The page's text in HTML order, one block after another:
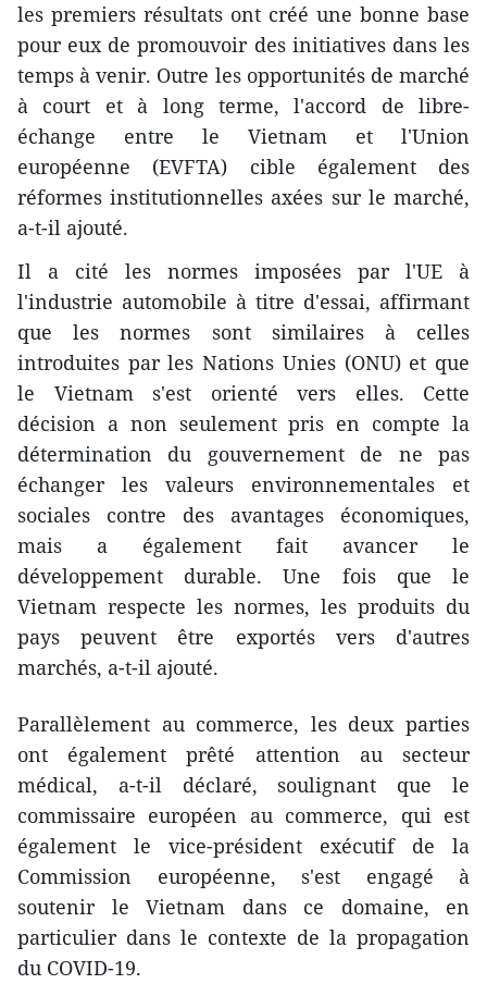
les premiers résultats ont créé une bonne base
pour eux de promouvoir des initiatives dans les
temps à venir. Outre les opportunités de marché
à court et à long terme, l'accord de libre-
échange entre le Vietnam et l'Union
européenne (EVFTA) cible également des
réformes institutionnelles axées sur le marché,
a-t-il ajouté.
Il a cité les normes imposées par l'UE à
l'industrie automobile à titre d'essai, affirmant
que les normes sont similaires à celles
introduites par les Nations Unies (ONU) et que
le Vietnam s'est orienté vers elles. Cette
décision a non seulement pris en compte la
détermination du gouvernement de ne pas
échanger les valeurs environnementales et
sociales contre des avantages économiques,
mais a également fait avancer le
développement durable. Une fois que le
Vietnam respecte les normes, les produits du
pays peuvent être exportés vers d'autres
marchés, a-t-il ajouté.
Parallèlement au commerce, les deux parties
ont également prêté attention au secteur
médical, a-t-il déclaré, soulignant que le
commissaire européen au commerce, qui est
également le vice-président exécutif de la
Commission européenne, s'est engagé à
soutenir le Vietnam dans ce domaine, en
particulier dans le contexte de la propagation
du COVID-19.